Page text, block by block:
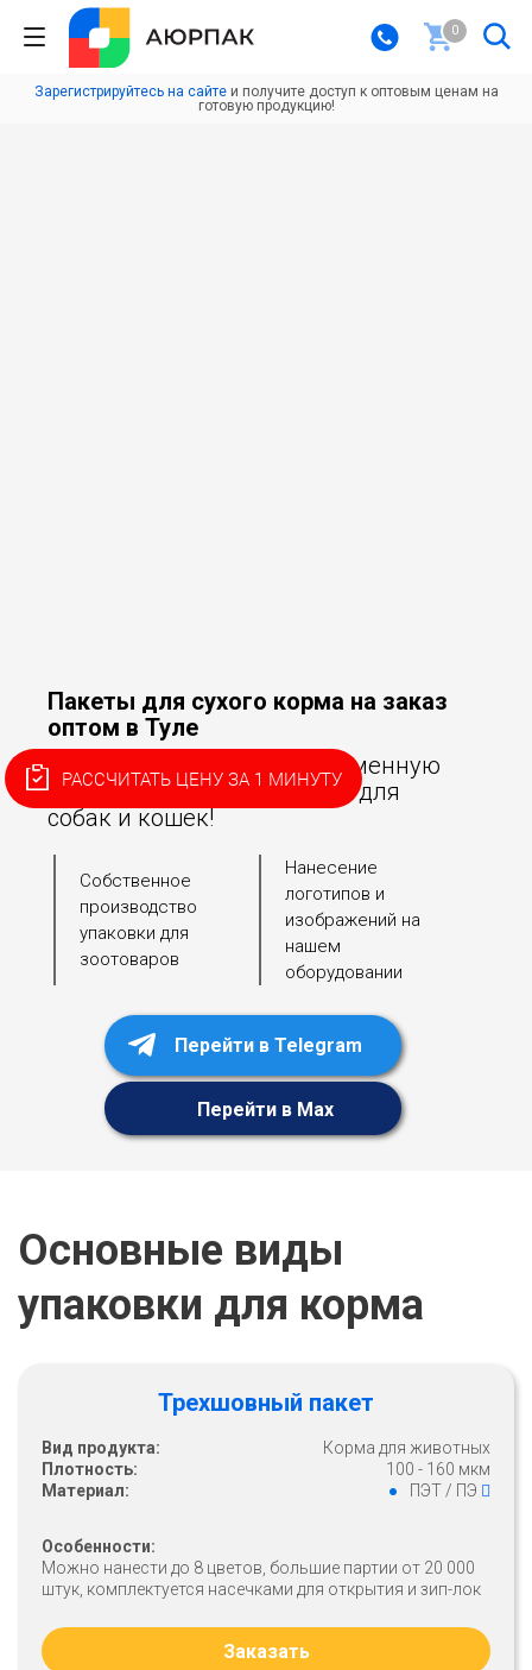
0
Зарегистрируйтесь на сайтеи получите доступ к оптовым ценам на
готовую продукцию!
Пакеты для сухого корма на заказ
оптом в Туле
Поможем разработать фирменную
упаковку для сухого корма для
собак и кошек!
Собственное
производство
упаковки для
зоотоваров
Нанесение
логотипов и
изображений на
нашем
оборудовании
Перейти в Telegram
Перейти в Max
Основные виды
упаковки для корма
Трехшовный пакет
Вид продукта:
Корма для животных
Плотность:
100 - 160 мкм
Материал:
ПЭТ / ПЭ
Особенности:
Можно нанести до 8 цветов, большие партии от 20 000
штук, комплектуется насечками для открытия и зип-лок
Заказать
РАССЧИТАТЬ ЦЕНУ ЗА 1 МИНУТУ